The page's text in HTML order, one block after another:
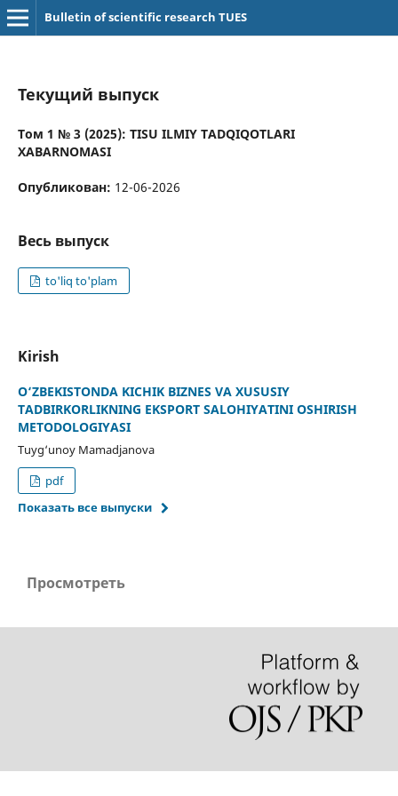
Bulletin of scientific research TUES
Текущий выпуск
Том 1 № 3 (2025): TISU ILMIY TADQIQOTLARI
XABARNOMASI
Опубликован: 12-06-2026
Весь выпуск
to'liq to'plam
Kirish
O‘ZBEKISTONDA KICHIK BIZNES VA XUSUSIY
TADBIRKORLIKNING EKSPORT SALOHIYATINI OSHIRISH
METODOLOGIYASI
Tuyg‘unoy Mamadjanova
pdf
Показать все выпуски
Просмотреть